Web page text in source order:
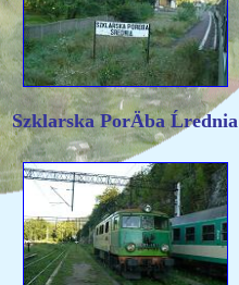
Szklarska PorÄba Ĺrednia